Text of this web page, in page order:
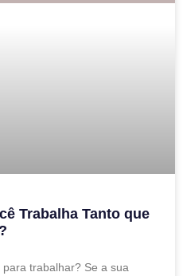
Trabalha Tanto que
trabalhar? Se a sua